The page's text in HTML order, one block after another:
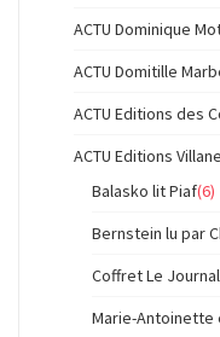
ACTU Dominique
ACTU Domitille
ACTU Editions des
ACTU Editions
Balasko lit Piaf(6)
Bernstein lu par
Coffret Le
Marie-Antoinette